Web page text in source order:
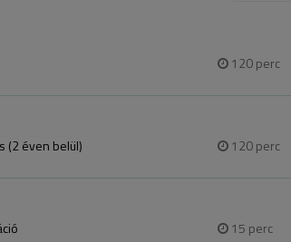
120perc
(2 éven belül) 120perc
15 perc